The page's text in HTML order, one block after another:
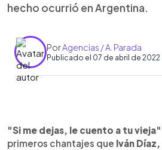
hecho ocurrió en Argentina.
PorAgencias / A. Parada
Publicado el 07 de abril de 2022
► Escuchar artículo
"Si me dejas, le cuento a tu vieja"
primeros chantajes que Iván Díaz,